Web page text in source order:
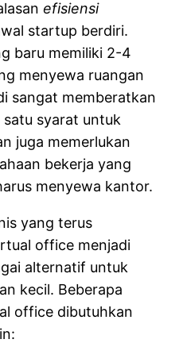
efisiensi
startup berdiri.
baru memiliki 2-4
menyewa ruangan
sangat memberatkan
syarat untuk
juga memerlukan
bekerja yang
menyewa kantor.
yang terus
office menjadi
alternatif untuk
kecil. Beberapa
office dibutuhkan